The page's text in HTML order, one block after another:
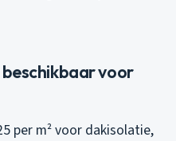
beschikbaar voor
per m² voor dakisolatie,